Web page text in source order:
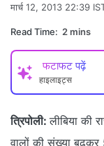
मार्च 12, 2013 22:39
Read Time: 2 mins
फटाफट पढ़ें
हाइलाइट्स
त्रिपोली: लीबिया की
वालों की संख्या